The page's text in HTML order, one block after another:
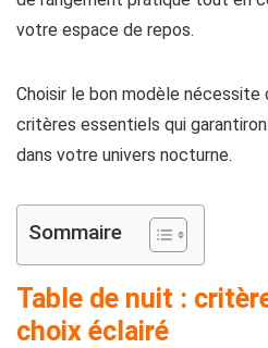
votre espace de repos.
Choisir le bon modèle nécessite
critères essentiels qui
dans votre univers nocturne.
Sommaire
Table de nuit :
choix éclairé